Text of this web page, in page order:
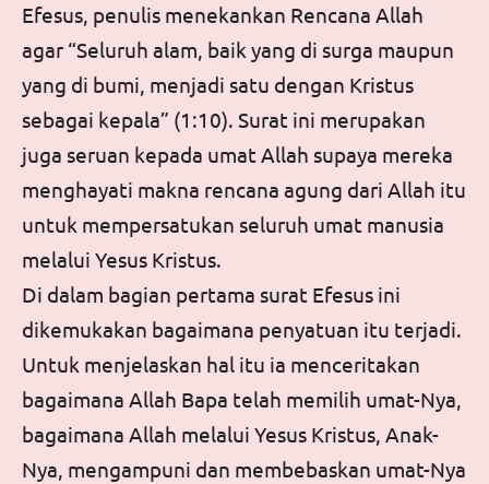
Efesus, penulis menekankan Rencana Allah
agar “Seluruh alam, baik yang di surga maupun
yang di bumi, menjadi satu dengan Kristus
sebagai kepala” (1:10). Surat ini merupakan
juga seruan kepada umat Allah supaya mereka
menghayati makna rencana agung dari Allah itu
untuk mempersatukan seluruh umat manusia
melalui Yesus Kristus.
Di dalam bagian pertama surat Efesus ini
dikemukakan bagaimana penyatuan itu terjadi.
Untuk menjelaskan hal itu ia menceritakan
bagaimana Allah Bapa telah memilih umat-Nya,
bagaimana Allah melalui Yesus Kristus, Anak-
Nya, mengampuni dan membebaskan umat-Nya